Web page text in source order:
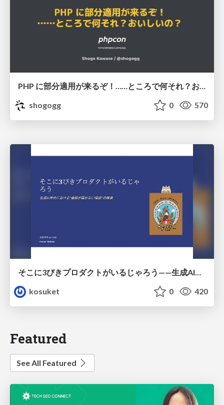
shogogg
0 570
そこに3びきプロダクトがいるじゃろう——生成AI時代における“価値が届かない理由”の構造
kosuket
0 420
Featured
See All Featured